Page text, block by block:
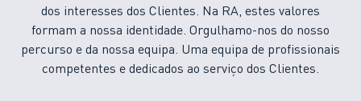
dos interesses dos Clientes. Na RA, estes valores
formam a nossa identidade. Orgulhamo-nos do nosso
percurso e da nossa equipa. Uma equipa de profissionais
competentes e dedicados ao serviço dos Clientes.